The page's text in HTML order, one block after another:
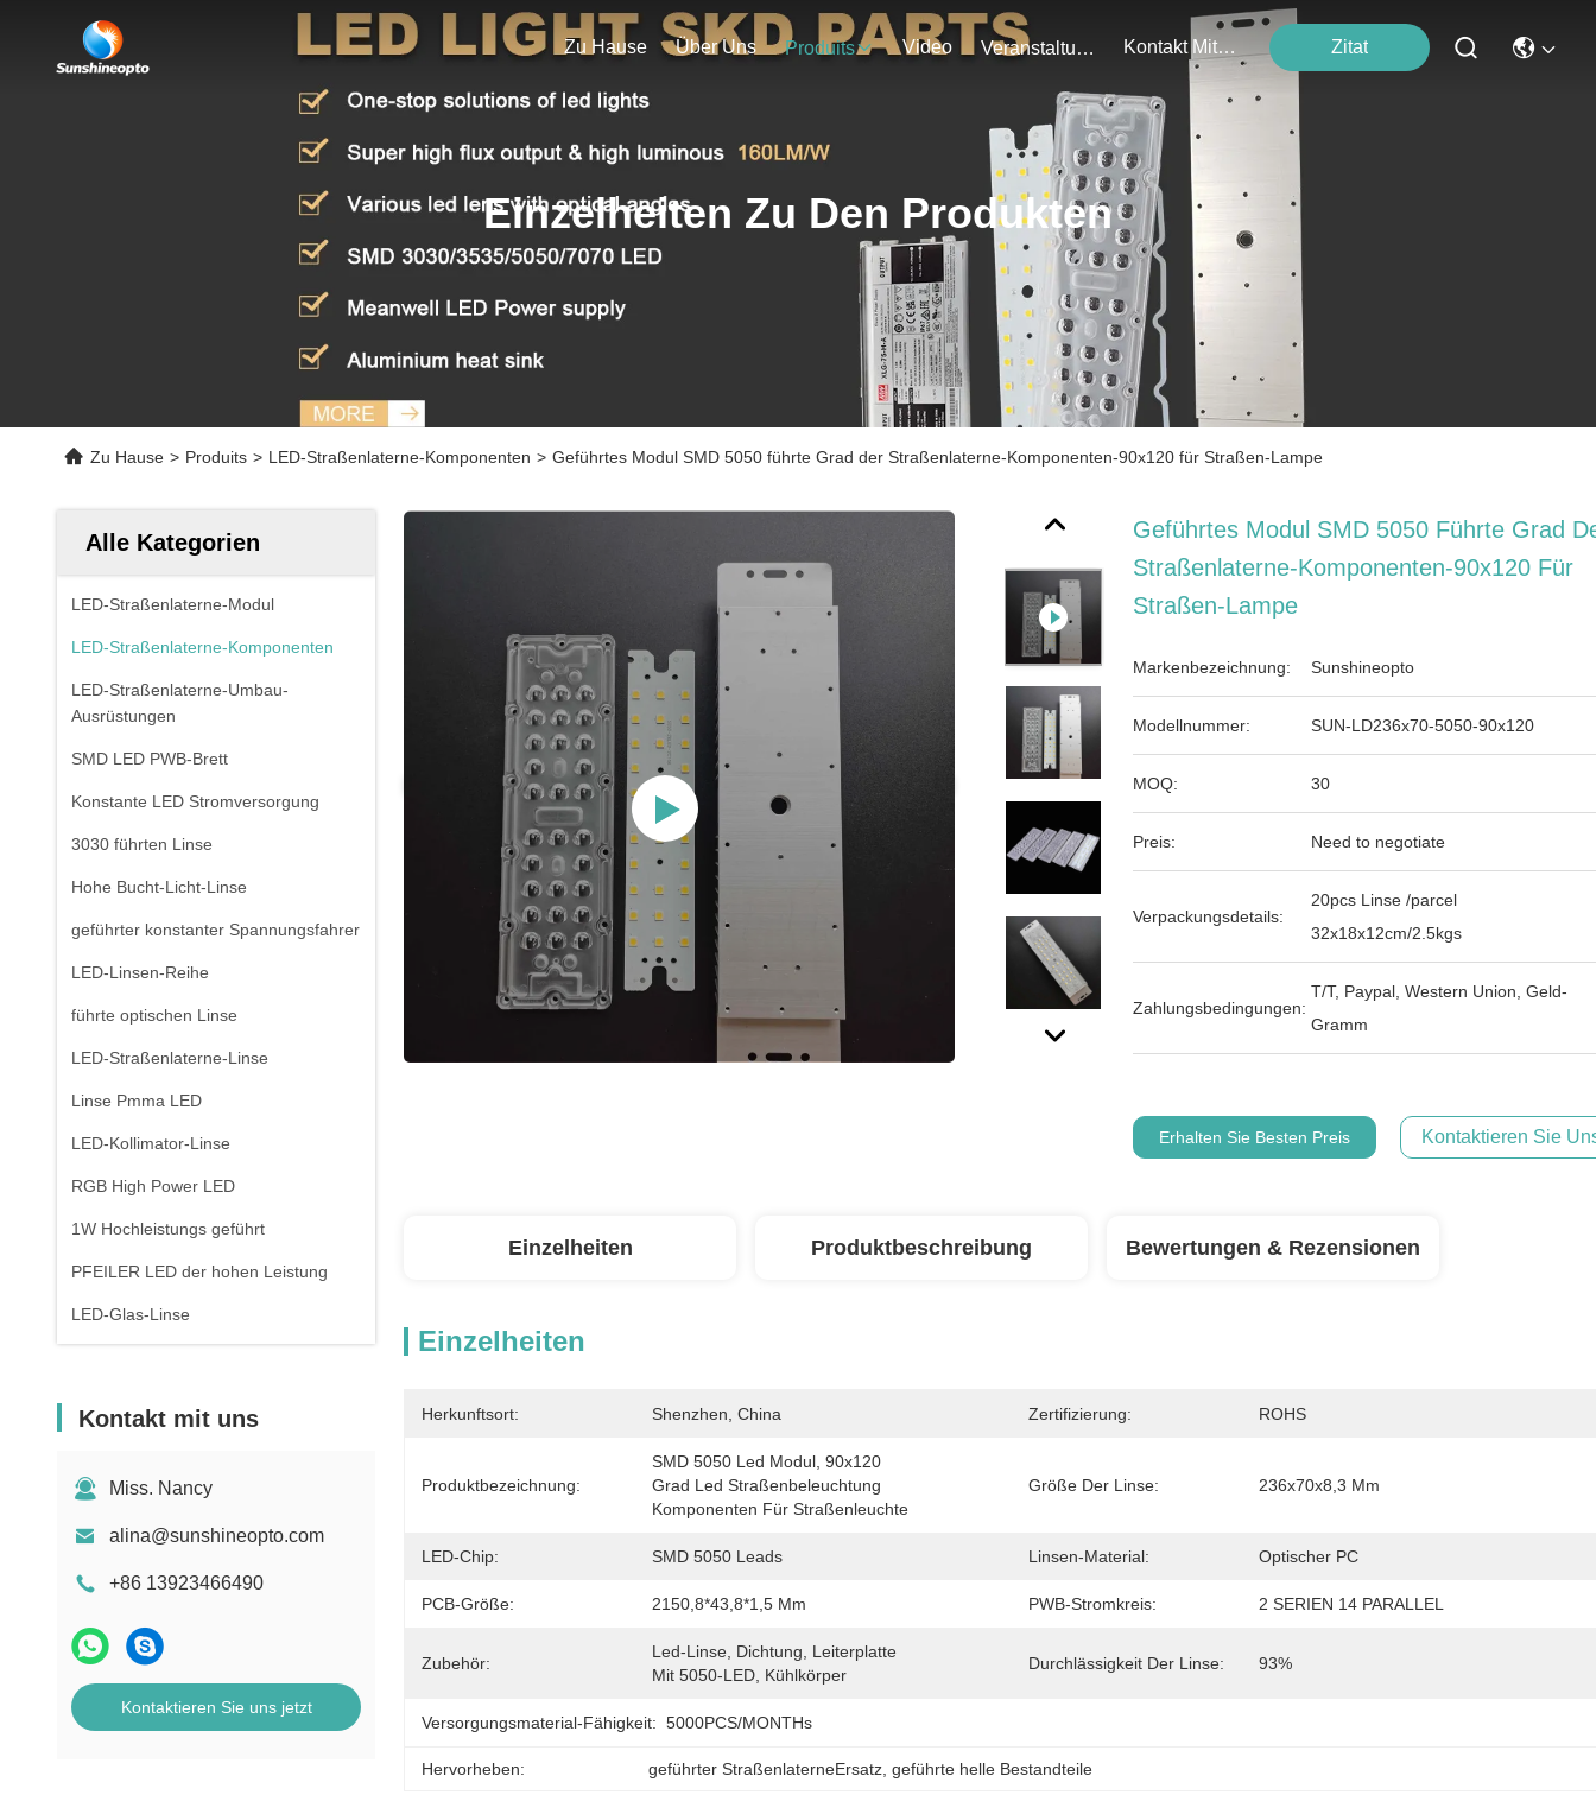
Zu Hause Über Uns Produits Video Veranstaltungen Kontakt Mit Uns Zitat
Einzelheiten Zu Den Produkten
Zu Hause > Produits > LED-Straßenlaterne-Komponenten > Geführtes Modul SMD 5050 führte Grad der Straßenlaterne-Komponenten-90x120 für Straßen-Lampe
Alle Kategorien
LED-Straßenlaterne-Modul
LED-Straßenlaterne-Komponenten
LED-Straßenlaterne-Umbau-
Ausrüstungen
SMD LED PWB-Brett
Konstante LED Stromversorgung
3030 führten Linse
Hohe Bucht-Licht-Linse
geführter konstanter Spannungsfahrer
LED-Linsen-Reihe
führte optischen Linse
LED-Straßenlaterne-Linse
Linse Pmma LED
LED-Kollimator-Linse
RGB High Power LED
1W Hochleistungs geführt
PFEILER LED der hohen Leistung
LED-Glas-Linse
Kontakt mit uns
Miss. Nancy
alina@sunshineopto.com
+86 13923466490
Kontaktieren Sie uns jetzt
Geführtes Modul SMD 5050 Führte Grad
Straßenlaterne-Komponenten-90x120 Für
Straßen-Lampe
Markenbezeichnung: Sunshineopto
Modellnummer: SUN-LD236x70-5050-90x120
MOQ: 30
Preis: Need to negotiate
Verpackungsdetails:
20pcs Linse /parcel
32x18x12cm/2.5kgs
Zahlungsbedingungen:
T/T, Paypal, Western Union, Geld-
Gramm
Erhalten Sie Besten Preis Kontaktieren Sie
Einzelheiten Produktbeschreibung Bewertungen & Rezensionen
Einzelheiten
Herkunftsort: Shenzhen, China Zertifizierung: ROHS
Produktbezeichnung:
SMD 5050 Led Modul, 90x120
Grad Led Straßenbeleuchtung
Komponenten Für Straßenleuchte
Größe Der Linse: 236x70x8,3 Mm
LED-Chip: SMD 5050 Leads Linsen-Material: Optischer PC
PCB-Größe: 2150,8*43,8*1,5 Mm PWB-Stromkreis: 2 SERIEN 14 PARALLEL
Zubehör:
Led-Linse, Dichtung, Leiterplatte
Mit 5050-LED, Kühlkörper
Durchlässigkeit Der Linse: 93%
Versorgungsmaterial-Fähigkeit: 5000PCS/MONTHs
Hervorheben: geführter StraßenlaterneErsatz , geführte helle Bestandteile